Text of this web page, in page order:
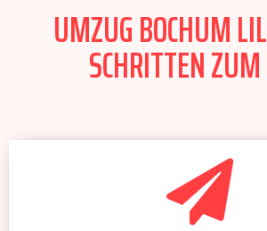
UMZUG BOCHUM
SCHRITTEN